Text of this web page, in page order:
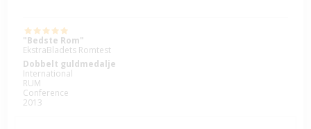
"Bedste Rom"
EkstraBladets Romtest
Dobbelt guldmedalje
International
RUM
Conference
2013